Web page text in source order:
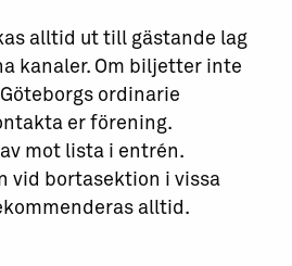
alltid ut till gästande lag
kanaler. Om biljetter inte
ordinarie
er förening.
mot lista i entrén.
vid bortasektion i vissa
alltid.